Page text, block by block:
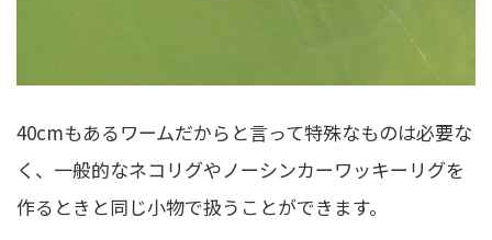
40cmもあるワームだからと言って特殊なものは必要な
く、一般的なネコリグやノーシンカーワッキーリグを
作るときと同じ小物で扱うことができます。